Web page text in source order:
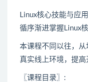
Linux核心技能与应用
循序渐进掌握 Linux
本课程不同以往，从
真实线上环境，提高
〖课程目录〗: